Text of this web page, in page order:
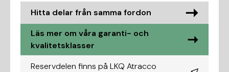
Hitta delar från samma fordon
Läs mer om våra garanti- och
kvalitetsklasser
Reservdelen finns på LKQ Atracco